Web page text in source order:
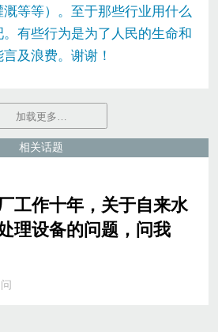
等等）。至于那些行业用什么
有些行为是为了人民的生命和
及浪费。谢谢！
加载更多…
相关话题
工作十年，关于自来水
理设备的问题，问我